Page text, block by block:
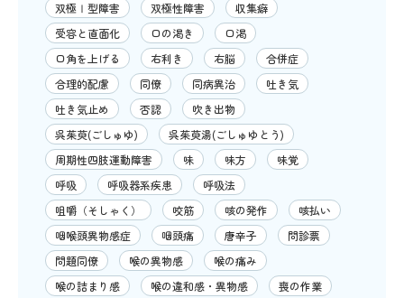
双極Ⅰ型障害
双極性障害
収集癖
受容と直面化
口の渇き
口渇
口角を上げる
右利き 右脳
合併症
合理的配慮
同僚 同病異治
吐き気
吐き気止め
否認
吹き出物
呉茱萸(ごしゅゆ)
呉茱萸湯(ごしゅゆとう)
周期性四肢運動障害
味 味方
味覚
呼吸
呼吸器系疾患
呼吸法
咀嚼（そしゃく）
咬筋 咳の発作
咳払い
咽喉頭異物感症
咽頭痛 唐辛子
問診票
問題同僚
喉の異物感
喉の痛み
喉の詰まり感
喉の違和感・異物感
喪の作業